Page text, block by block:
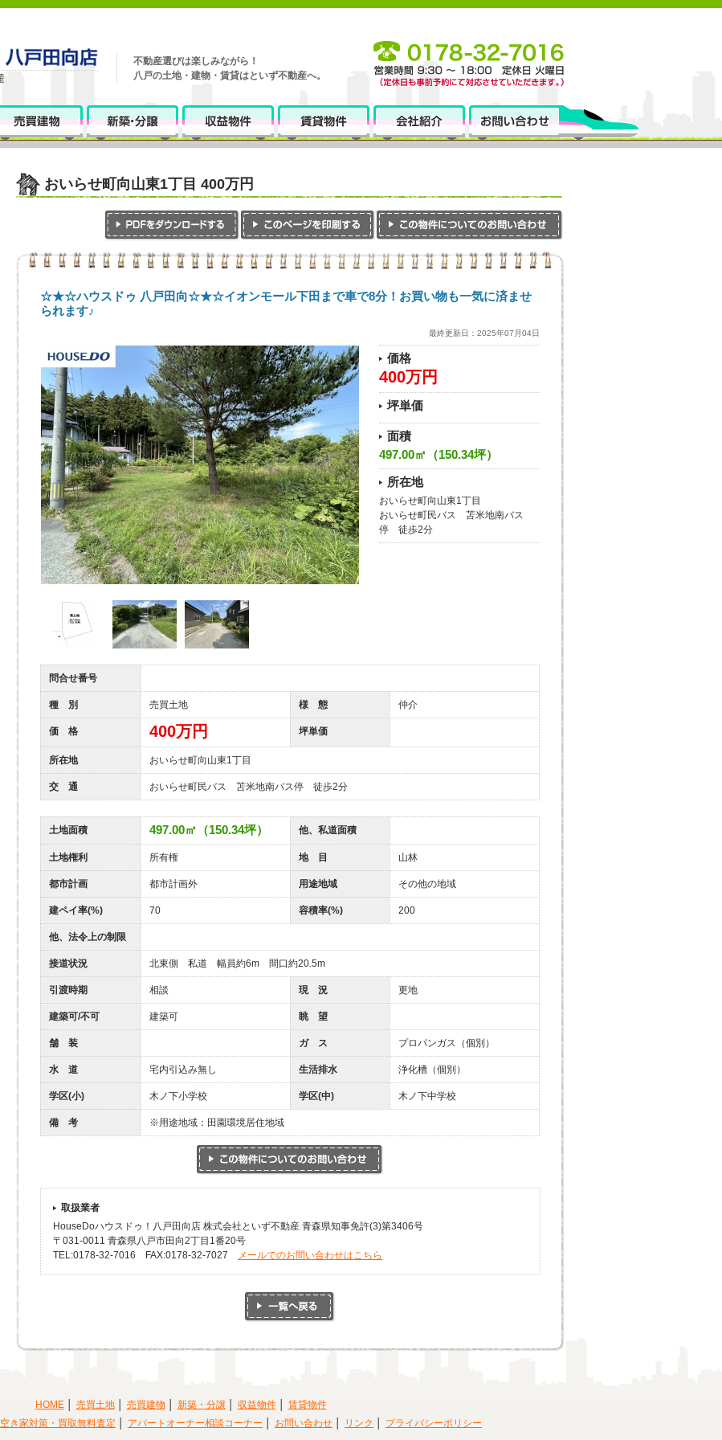
不動産選びは楽しみながら！
八戸の土地・建物・賃貸はといず不動産へ。
おいらせ町向山東1丁目 400万円
☆★☆ハウスドゥ 八戸田向☆★☆イオンモール下田まで車で8分！お買い物も一気に済ませ
られます♪
最終更新日：2025年07月04日
価格
400万円
坪単価
面積
497.00㎡（150.34坪）
所在地
おいらせ町向山東1丁目
おいらせ町民バス 苫米地南バス
停 徒歩2分
問合せ番号
種 別 売買土地 様 態 仲介
価 格 400万円 坪単価
所在地 おいらせ町向山東1丁目
交 通 おいらせ町民バス 苫米地南バス停 徒歩2分
土地面積 497.00㎡（150.34坪） 他、私道面積
土地権利 所有権 地 目 山林
都市計画 都市計画外 用途地域 その他の地域
建ペイ率(%) 70 容積率(%) 200
他、法令上の制限
接道状況 北東側 私道 幅員約6m 間口約20.5m
引渡時期 相談 現 況 更地
建築可/不可 建築可 眺 望
舗 装 ガ ス プロパンガス（個別）
水 道 宅内引込み無し 生活排水 浄化槽（個別）
学区(小) 木ノ下小学校 学区(中) 木ノ下中学校
備 考 ※用途地域：田園環境居住地域
取扱業者
HouseDoハウスドゥ！八戸田向店 株式会社といず不動産 青森県知事免許(3)第3406号
〒031-0011 青森県八戸市田向2丁目1番20号
TEL:0178-32-7016 FAX:0178-32-7027
メールでのお問い合わせはこちら
HOME 売買土地 売買建物 新築・分譲 収益物件
賃貸物件
空き家対策・買取無料査定 アパートオーナー相談コーナー お問い合わせ リンク プライバシーポリシー